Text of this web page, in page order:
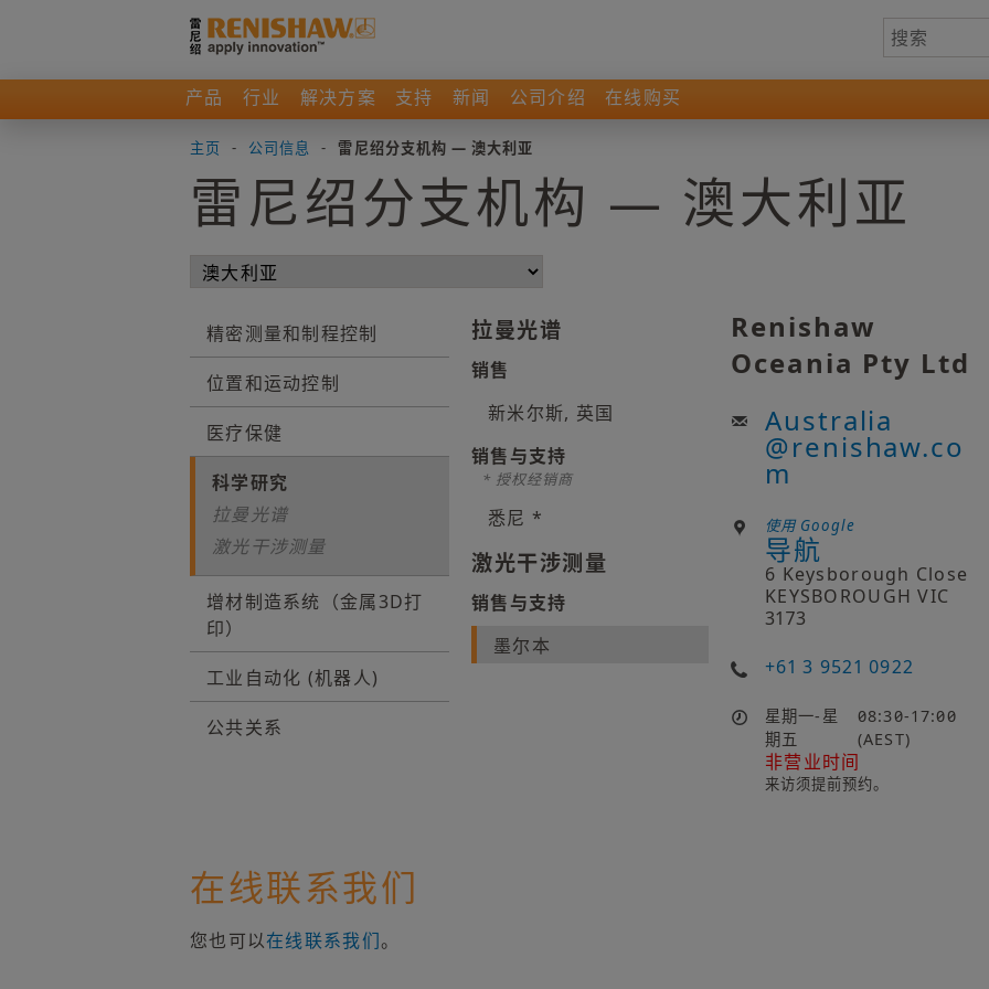
产品 行业 解决方案 支持 新闻 公司介绍 在线购买
主页 - 公司信息 - 雷尼绍分支机构 — 澳大利亚
雷尼绍分支机构 — 澳大利亚
精密测量和制程控制
位置和运动控制
医疗保健
科学研究
拉曼光谱
激光干涉测量
增材制造系统（金属3D打
印）
工业自动化 (机器人)
公共关系
拉曼光谱
销售
新米尔斯, 英国
销售与支持
* 授权经销商
悉尼 *
激光干涉测量
销售与支持
墨尔本
Renishaw
Oceania Pty Ltd
Australia
@renishaw.co
m
使用 Google
导航
6 Keysborough Close
KEYSBOROUGH VIC
3173
+61 3 9521 0922
星期一-星
期五
08:30-17:00
(AEST)
非营业时间
来访须提前预约。
在线联系我们
您也可以在线联系我们。